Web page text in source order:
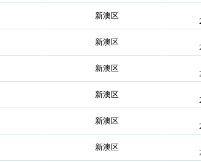
新澳区
新澳区
新澳区
新澳区
新澳区
新澳区